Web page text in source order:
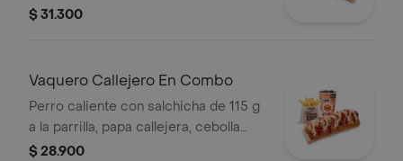
tocineta picada, papa callejera,
$ 31.300
Vaquero Callejero En Combo
Perro caliente con salchicha de 115 g
a la parrilla, papa callejera, cebolla
picada, salsa blanca, salsa de tomate
$ 28.900